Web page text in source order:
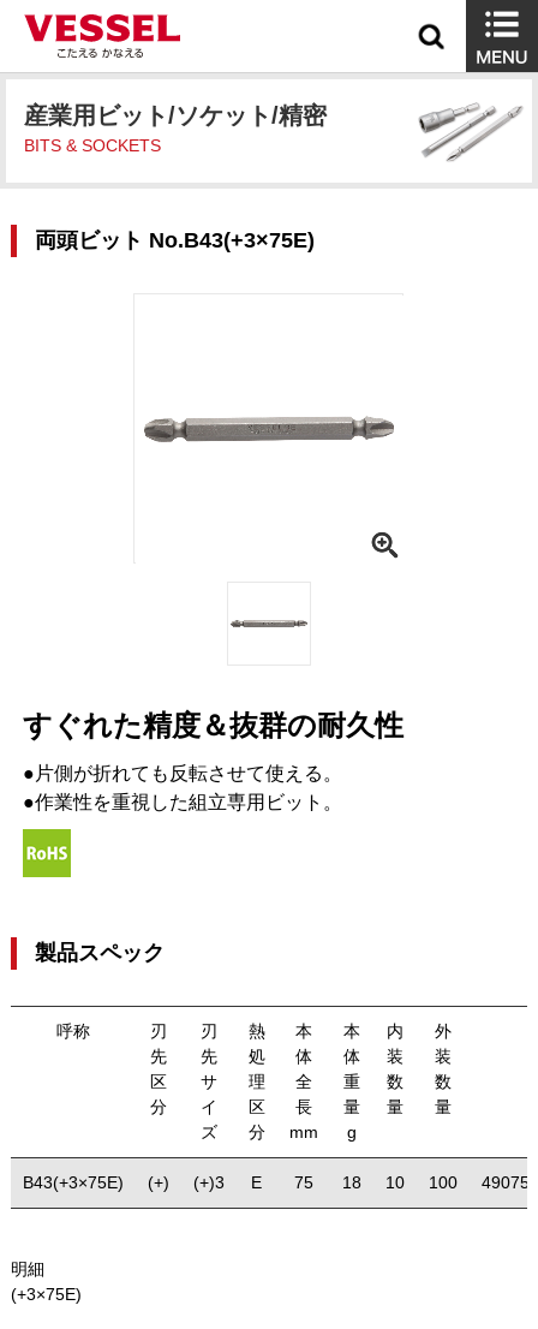
産業用ビット/ソケット/精密
BITS & SOCKETS
両頭ビット No.B43(+3×75E)
すぐれた精度＆抜群の耐久性
●片側が折れても反転させて使える。
●作業性を重視した組立専用ビット。
製品スペック
呼称
刃
先
区
分
刃
先
サ
イ
ズ
熱
処
理
区
分
本
体
全
長
mm
本
体
重
量
g
内
装
数
量
外
装
数
量
B43(+3×75E) (+) (+)3 E 75 18 10 100
明細
(+3×75E)